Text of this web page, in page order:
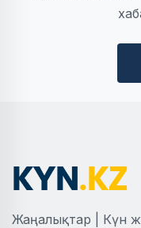
Жаңалықтар | Күн